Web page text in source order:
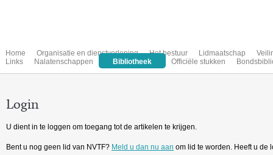
Home Organisatie en dienstverlening Het bestuur Lidmaatschap
Links
Nalatenschappen Bibliotheek Officiële stukken
Login
U dient in te loggen om toegang tot de artikelen te krijgen.
Bent u nog geen lid van NVTF? Meld u dan nu aan om lid te worden. Heeft u de